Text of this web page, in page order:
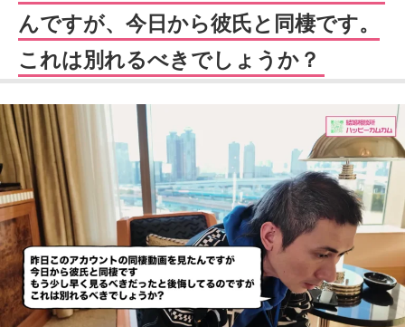
んですが、今日から彼氏と同棲です。
これは別れるべきでしょうか？